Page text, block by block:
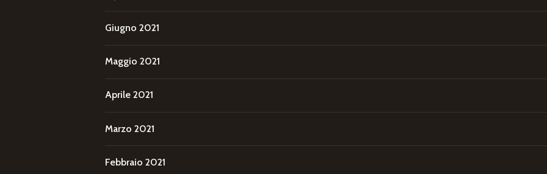
Giugno 2021
Maggio 2021
Aprile 2021
Marzo 2021
Febbraio 2021